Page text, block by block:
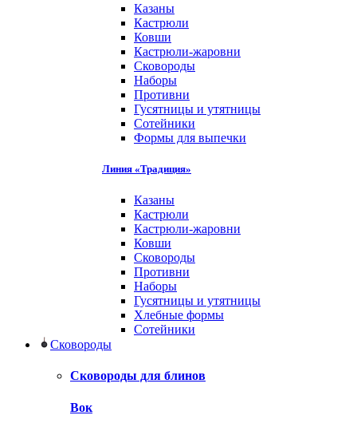
Казаны
Кастрюли
Ковши
Кастрюли-жаровни
Сковороды
Наборы
Противни
Гусятницы и утятницы
Сотейники
Формы для выпечки
Линия «Традиция»
Казаны
Кастрюли
Кастрюли-жаровни
Ковши
Сковороды
Противни
Наборы
Гусятницы и утятницы
Хлебные формы
Сотейники
Сковороды
Сковороды для блинов
Вок